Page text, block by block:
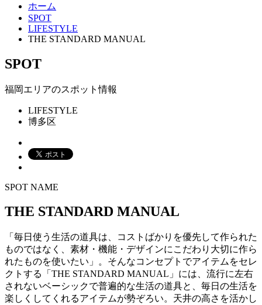
ホーム
SPOT
LIFESTYLE
THE STANDARD MANUAL
SPOT
福岡エリアのスポット情報
LIFESTYLE
博多区
SPOT NAME
THE STANDARD MANUAL
「毎日使う生活の道具は、コストばかりを優先して作られた
ものではなく、素材・機能・デザインにこだわり大切に作ら
れたものを使いたい」。そんなコンセプトでアイテムをセレ
クトする「THE STANDARD MANUAL」には、流行に左右
されないベーシックで普遍的な生活の道具と、毎日の生活を
楽しくしてくれるアイテムが勢ぞろい。天井の高さを活かし